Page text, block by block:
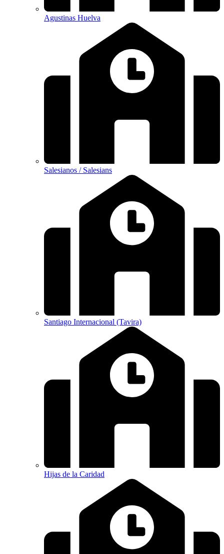
Agustinas Huelva
Salesianos / Salesians
Santiago Internacional (Tavira)
Hijas de la Caridad